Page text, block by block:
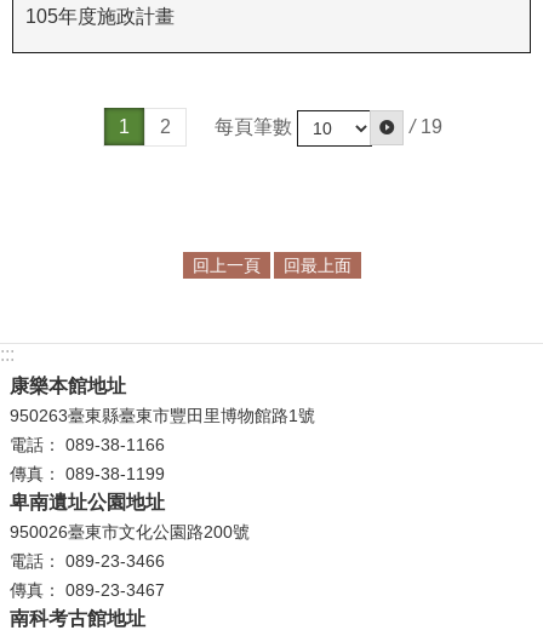
權
保
為
民
服
務
白
皮
書
政
105年度施政計畫
1 2 每頁筆數 / 19
回上一頁 回最上面
:::
康樂本館地址
950263臺東縣臺東市豐田里博物館路1號
電話： 089-38-1166
傳真： 089-38-1199
卑南遺址公園地址
950026臺東市文化公園路200號
電話： 089-23-3466
傳真： 089-23-3467
南科考古館地址